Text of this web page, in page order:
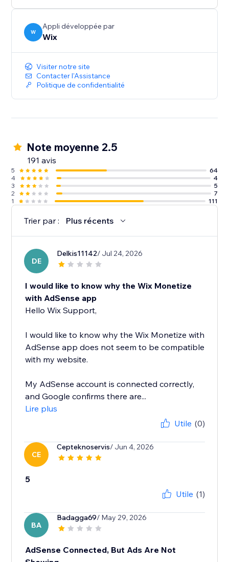
W
Appli développée par
Wix
Visiter notre site
Contacter l'Assistance
Politique de confidentialité
Note moyenne 2.5
191 avis
5
64
4
4
3
5
2
7
1
111
Trier par : Plus récents
DE
Delkis11142/ Jul 24, 2026
I would like to know why the Wix Monetize
with AdSense app
Hello Wix Support,
I would like to know why the Wix Monetize with
AdSense app does not seem to be compatible
with my website.
My AdSense account is connected correctly,
and Google confirms there are...
Lire plus
Utile (0)
CE
Cepteknoservis/ Jun 4, 2026
5
Utile (1)
BA
Badagga69/ May 29, 2026
AdSense Connected, But Ads Are Not